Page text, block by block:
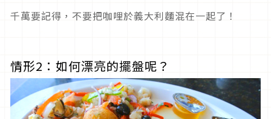
千萬要記得，不要把咖哩於義大利麵混在一起了！
情形2：如何漂亮的擺盤呢？